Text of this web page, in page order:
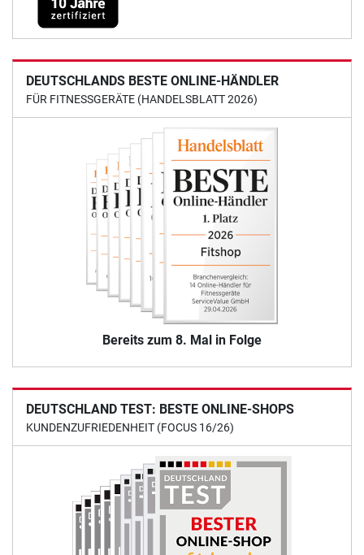
DEUTSCHLANDS BESTE ONLINE-HÄNDLER
FÜR FITNESSGERÄTE (HANDELSBLATT 2026)
Bereits zum 8. Mal in Folge
DEUTSCHLAND TEST: BESTE ONLINE-SHOPS
KUNDENZUFRIEDENHEIT (FOCUS 16/26)